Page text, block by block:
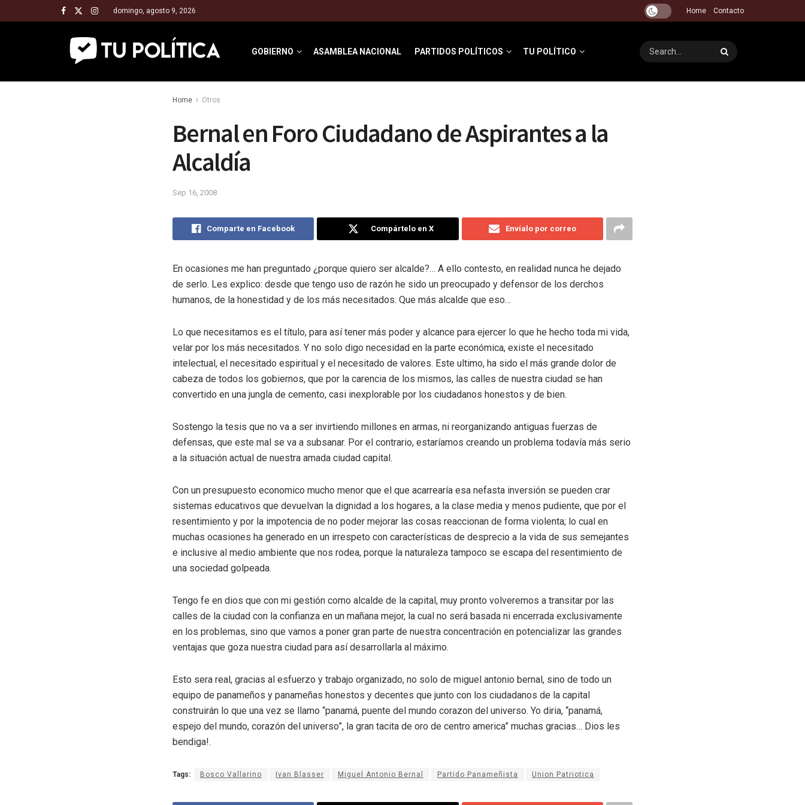
domingo, agosto 9, 2026 Home Contacto
GOBIERNO ASAMBLEA NACIONAL PARTIDOS POLÍTICOS TU POLÍTICO
Home Otros
Bernal en Foro Ciudadano de Aspirantes a la
Alcaldía
Sep 16, 2008
Comparte en Facebook Compártelo en X Envíalo por correo
En ocasiones me han preguntado ¿porque quiero ser alcalde?… A ello contesto, en realidad nunca he dejado
de serlo. Les explico: desde que tengo uso de razón he sido un preocupado y defensor de los derchos
humanos, de la honestidad y de los más necesitados. Que más alcalde que eso…
Lo que necesitamos es el título, para así tener más poder y alcance para ejercer lo que he hecho toda mi vida,
velar por los más necesitados. Y no solo digo necesidad en la parte económica, existe el necesitado
intelectual, el necesitado espiritual y el necesitado de valores. Este ultimo, ha sido el más grande dolor de
cabeza de todos los gobiernos, que por la carencia de los mismos, las calles de nuestra ciudad se han
convertido en una jungla de cemento, casi inexplorable por los ciudadanos honestos y de bien.
Sostengo la tesis que no va a ser invirtiendo millones en armas, ni reorganizando antiguas fuerzas de
defensas, que este mal se va a subsanar. Por el contrario, estaríamos creando un problema todavía más serio
a la situación actual de nuestra amada ciudad capital.
Con un presupuesto economico mucho menor que el que acarrearía esa nefasta inversión se pueden crar
sistemas educativos que devuelvan la dignidad a los hogares, a la clase media y menos pudiente, que por el
resentimiento y por la impotencia de no poder mejorar las cosas reaccionan de forma violenta; lo cual en
muchas ocasiones ha generado en un irrespeto con características de desprecio a la vida de sus semejantes
e inclusive al medio ambiente que nos rodea, porque la naturaleza tampoco se escapa del resentimiento de
una sociedad golpeada.
Tengo fe en dios que con mi gestión como alcalde de la capital, muy pronto volveremos a transitar por las
calles de la ciudad con la confianza en un mañana mejor, la cual no será basada ni encerrada exclusivamente
en los problemas, sino que vamos a poner gran parte de nuestra concentración en potencializar las grandes
ventajas que goza nuestra ciudad para así desarrollarla al máximo.
Esto sera real, gracias al esfuerzo y trabajo organizado, no solo de miguel antonio bernal, sino de todo un
equipo de panameños y panameñas honestos y decentes que junto con los ciudadanos de la capital
construirán lo que una vez se llamo “panamá, puente del mundo corazon del universo. Yo diria, “panamá,
espejo del mundo, corazón del universo”, la gran tacita de oro de centro america” muchas gracias… Dios les
bendiga!.
Tags: Bosco Vallarino Ivan Blasser Miguel Antonio Bernal Partido Panameñista Union Patriotica